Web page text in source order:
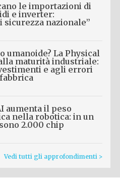
le importazioni di
e inverter:
sicurezza nazionale”
umanoide? La Physical
maturità industriale:
e agli errori
aumenta il peso
nella robotica: in un
2.000 chip
Vedi tutti gli approfondimenti >